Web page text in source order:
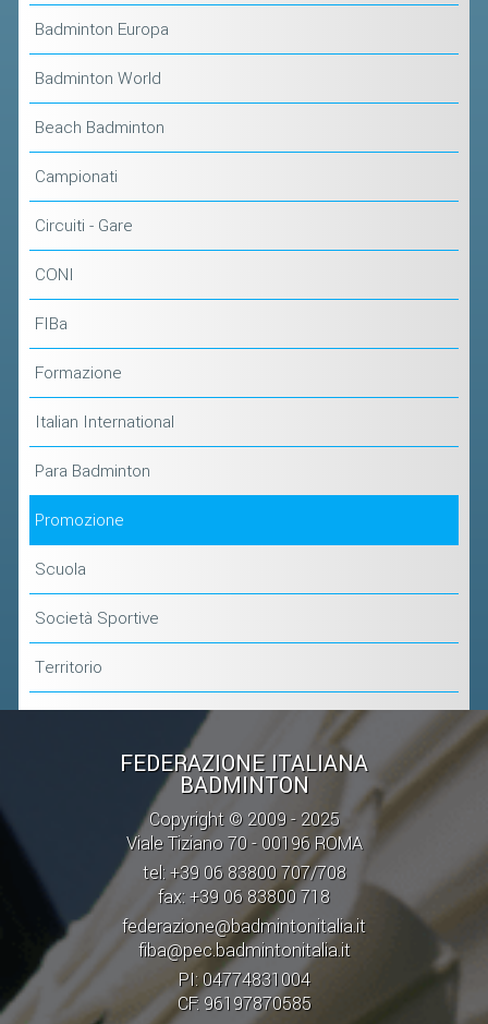
Badminton Europa
Badminton World
Beach Badminton
Campionati
Circuiti - Gare
CONI
FIBa
Formazione
Italian International
Para Badminton
Promozione
Scuola
Società Sportive
Territorio
FEDERAZIONE ITALIANA
BADMINTON
Copyright © 2009 - 2025
Viale Tiziano 70 - 00196 ROMA
tel: +39 06 83800 707/708
fax: +39 06 83800 718
federazione@badmintonitalia.it
fiba@pec.badmintonitalia.it
PI: 04774831004
CF: 96197870585
STAFF TECNICO
CLASSIFICHE 2016-2023
ENTI DI PROMOZIONE SPORTIVA
VOLA CON NOI
DOCUMENTAZIONE E RICERCA
CONVENZIONI UNIVERSITÀ
DOCENTI FORMATORI
(D)ISTANTI DI B@DMINTON
ALBI FEDERALI
FEDERAZIONE TRASPARENTE
AMMISSIONE, AFFILIAZIONE E
REVOCA DI SOCIETÀ, ASSOCIAZIONI
E TESSERATI